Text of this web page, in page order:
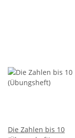
Die Zahlen bis 10